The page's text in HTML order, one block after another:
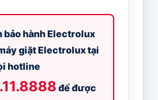
bảo hành Electrolux
giặt Electrolux tại
hotline
để được